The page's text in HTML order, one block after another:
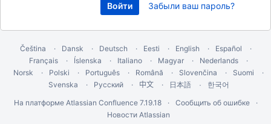
Забыли ваш пароль?
Čeština Dansk Deutsch Eesti English
Español
Français
Íslenska Italiano Magyar
Nederlands
Norsk
Polski Português Română Slovenčina
Suomi
Svenska
Русский 中文 日本語
한국어
На платформе Atlassian Confluence 7.19.18
Сообщить об ошибке
Новости Atlassian